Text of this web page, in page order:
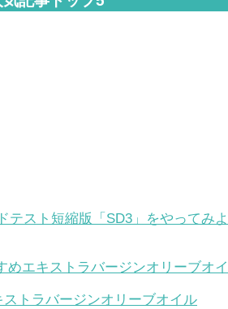
テスト短縮版「SD3」をやってみ
トラバージンオリーブオイル